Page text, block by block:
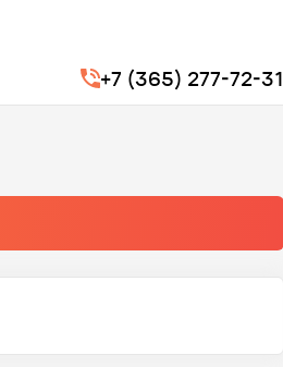
+7 (365) 277-72-31